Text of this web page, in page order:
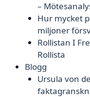
–
Hur mycket
miljoner
Rollistan I
Rollista
Blogg
Ursula von